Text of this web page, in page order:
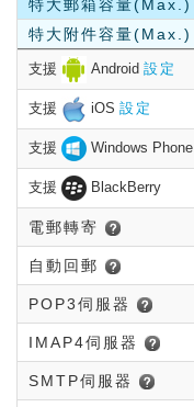
特大郵箱容量(Max.)
特大附件容量(Max.)
支援 Android 設定
支援 iOS 設定
支援 Windows Phone
支援 BlackBerry
電郵轉寄
自動回郵
POP3伺服器
IMAP4伺服器
SMTP伺服器